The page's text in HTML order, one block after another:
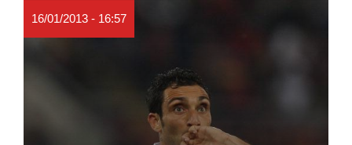
16/01/2013 - 16:57